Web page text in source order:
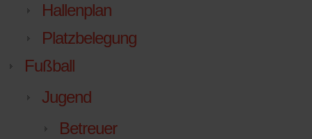
Hallenplan
Platzbelegung
Fußball
Jugend
Betreuer